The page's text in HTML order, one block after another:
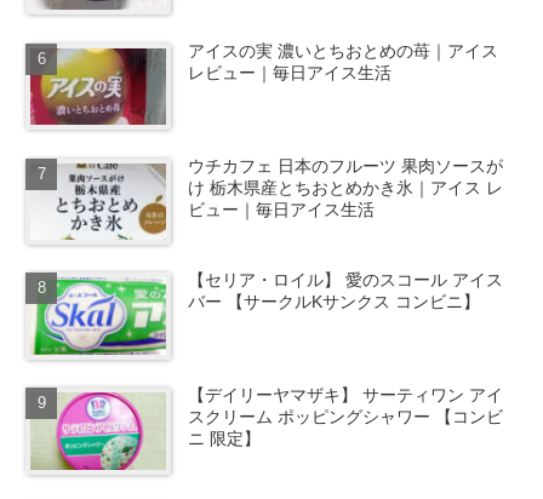
アイスの実 濃いとちおとめの苺｜アイス
レビュー｜毎日アイス生活
ウチカフェ 日本のフルーツ 果肉ソースが
け 栃木県産とちおとめかき氷｜アイス レ
ビュー｜毎日アイス生活
【セリア・ロイル】 愛のスコール アイス
バー 【サークルKサンクス コンビニ】
【デイリーヤマザキ】 サーティワン アイ
スクリーム ポッピングシャワー 【コンビ
ニ 限定】